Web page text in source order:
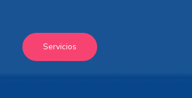
Servicios